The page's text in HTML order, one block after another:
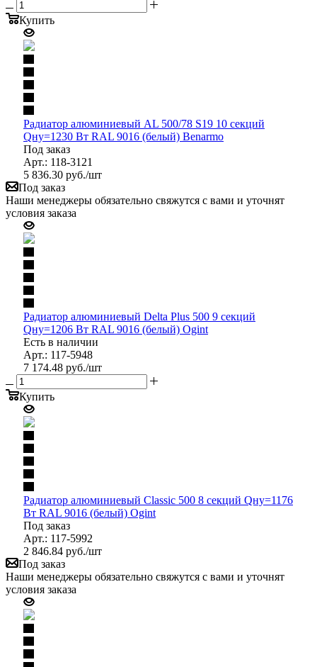
Купить
Радиатор алюминиевый AL 500/78 S19 10 секций
Qну=1230 Вт RAL 9016 (белый) Benarmo
Под заказ
Арт.: 118-3121
5 836.30 руб./шт
Под заказ
Наши менеджеры обязательно свяжутся с вами и уточнят
условия заказа
Радиатор алюминиевый Delta Plus 500 9 секций
Qну=1206 Вт RAL 9016 (белый) Ogint
Есть в наличии
Арт.: 117-5948
7 174.48 руб./шт
Купить
Радиатор алюминиевый Classic 500 8 секций Qну=1176
Вт RAL 9016 (белый) Ogint
Под заказ
Арт.: 117-5992
2 846.84 руб./шт
Под заказ
Наши менеджеры обязательно свяжутся с вами и уточнят
условия заказа